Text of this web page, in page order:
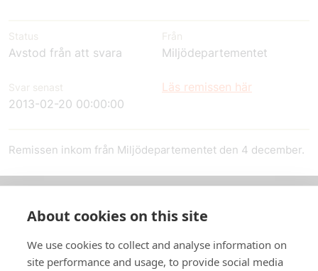
Status
Avstod från att svara
Från
Miljödepartementet
Svar senast
2013-02-20 00:00:00
Läs remissen här
Remissen inkom från Miljödepartementet den 4 december.
In English
About cookies on this site
We use cookies to collect and analyse information on
site performance and usage, to provide social media